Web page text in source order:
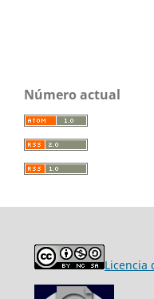
Número actual
Licencia